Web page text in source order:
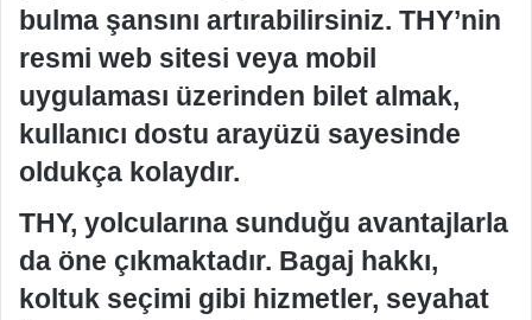
bulma şansını artırabilirsiniz. THY’nin
resmi web sitesi veya mobil
uygulaması üzerinden bilet almak,
kullanıcı dostu arayüzü sayesinde
oldukça kolaydır.
THY, yolcularına sunduğu avantajlarla
da öne çıkmaktadır. Bagaj hakkı,
koltuk seçimi gibi hizmetler, seyahat